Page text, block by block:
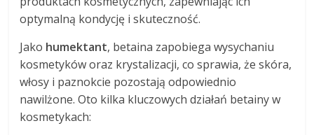
optymalną kondycję i skuteczność.
Jako humektant, betaina zapobiega wysychaniu
kosmetyków oraz krystalizacji, co sprawia, że skóra,
włosy i paznokcie pozostają odpowiednio
nawilżone. Oto kilka kluczowych działań betainy w
kosmetykach: